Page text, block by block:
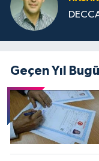
Geçen Yıl